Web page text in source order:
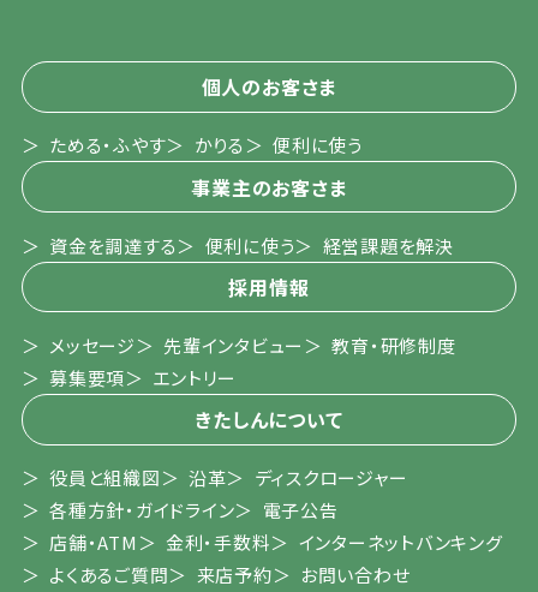
個人のお客さま
ためる・ふやす かりる 便利に使う
事業主のお客さま
資金を調達する 便利に使う 経営課題を解決
採用情報
メッセージ 先輩インタビュー
教育・研修制度
募集要項
エントリー
きたしんについて
役員と組織図 沿革
ディスクロージャー
各種方針・ガイドライン
電子公告
店舗・ATM
金利・手数料
インターネットバンキング
よくあるご質問
来店予約
お問い合わせ